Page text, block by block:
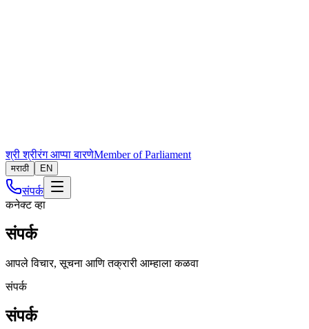
श्री श्रीरंग आप्पा बारणेMember of Parliament
मराठी EN
संपर्क
कनेक्ट व्हा
संपर्क
आपले विचार, सूचना आणि तक्रारी आम्हाला कळवा
संपर्क
संपर्क